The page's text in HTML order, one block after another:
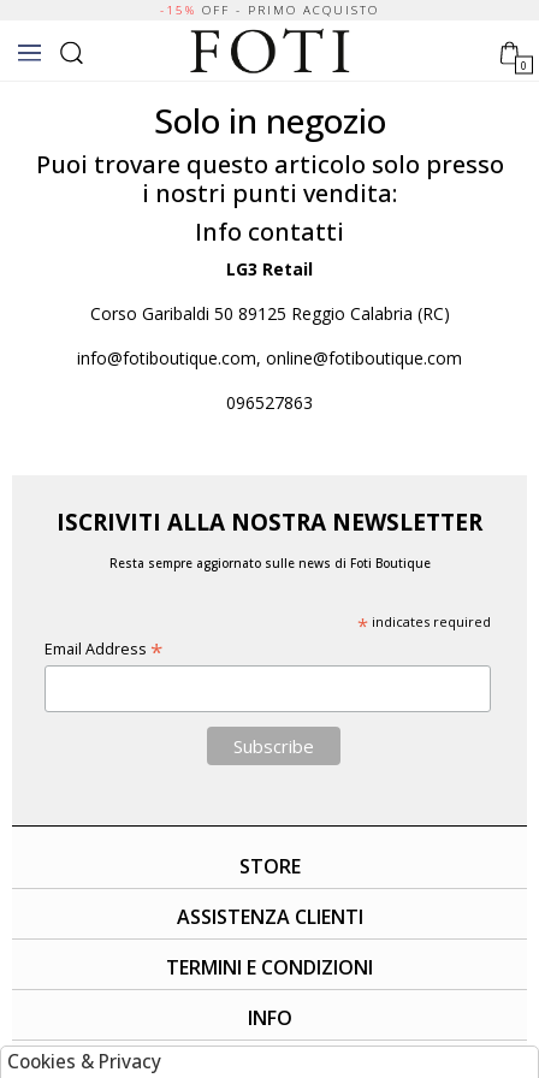
-15% OFF - PRIMO ACQUISTO
0
Solo in negozio
Puoi trovare questo articolo solo presso
i nostri punti vendita:
Info contatti
LG3 Retail
Corso Garibaldi 50 89125 Reggio Calabria (RC)
info@fotiboutique.com, online@fotiboutique.com
096527863
ISCRIVITI ALLA NOSTRA NEWSLETTER
Resta sempre aggiornato sulle news di Foti Boutique
*indicates required
Email Address *
STORE
ASSISTENZA CLIENTI
TERMINI E CONDIZIONI
INFO
Cookies & Privacy